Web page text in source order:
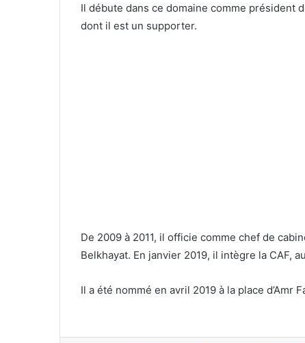
Il débute dans ce domaine comme président
dont il est un supporter.
De 2009 à 2011, il officie comme chef de
Belkhayat. En janvier 2019, il intègre la CAF,
Il a été nommé en avril 2019 à la place d’Amr